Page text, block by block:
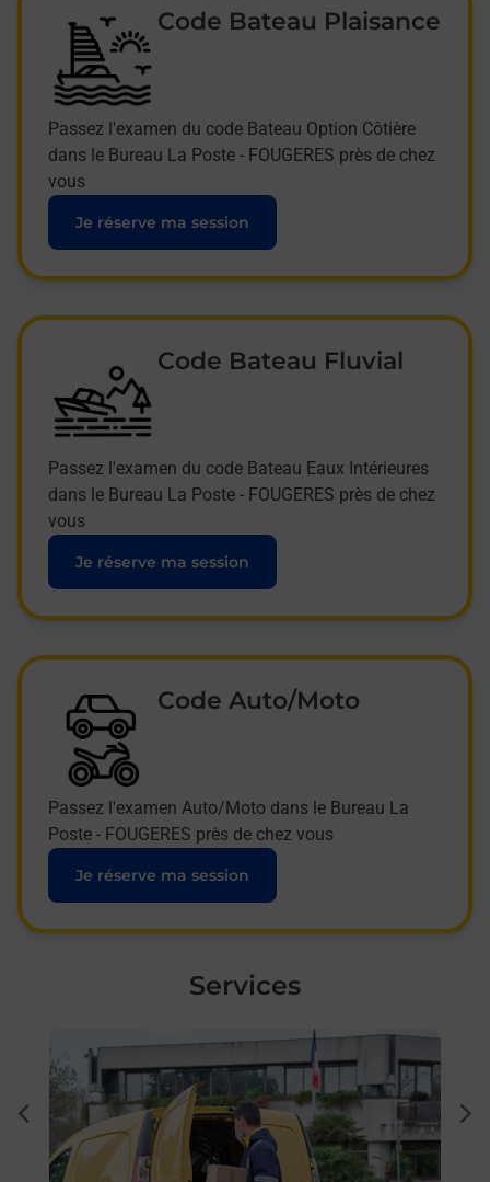
Code Bateau Plaisance
Passez l'examen du code Bateau Option Côtière
dans le Bureau La Poste - FOUGERES près de chez
vous
Je réserve ma session
Code Bateau Fluvial
Passez l'examen du code Bateau Eaux Intérieures
dans le Bureau La Poste - FOUGERES près de chez
vous
Je réserve ma session
Code Auto/Moto
Passez l'examen Auto/Moto dans le Bureau La
Poste - FOUGERES près de chez vous
Je réserve ma session
Services
par
En savoir plus